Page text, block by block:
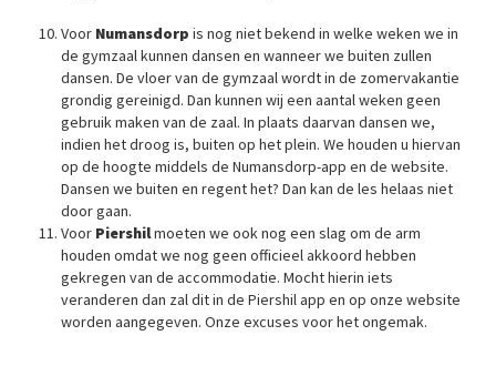
Voor Numansdorp is nog niet bekend in welke weken we in
de gymzaal kunnen dansen en wanneer we buiten zullen
dansen. De vloer van de gymzaal wordt in de zomervakantie
grondig gereinigd. Dan kunnen wij een aantal weken geen
gebruik maken van de zaal. In plaats daarvan dansen we,
indien het droog is, buiten op het plein. We houden u hiervan
op de hoogte middels de Numansdorp-app en de website.
Dansen we buiten en regent het? Dan kan de les helaas niet
door gaan.
Voor Piershilmoeten we ook nog een slag om de arm
houden omdat we nog geen officieel akkoord hebben
gekregen van de accommodatie. Mocht hierin iets
veranderen dan zal dit in de Piershil app en op onze website
worden aangegeven. Onze excuses voor het ongemak.